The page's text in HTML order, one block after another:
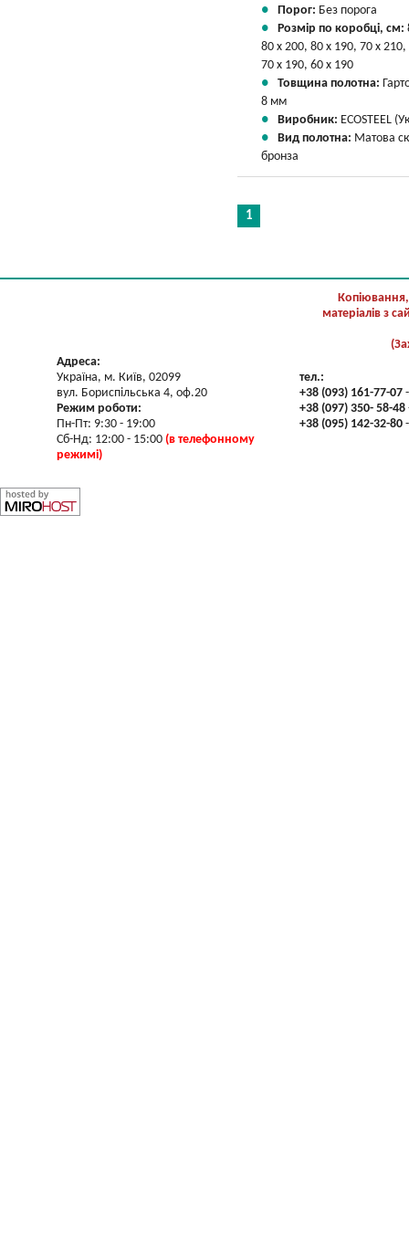
Порог: Без порога
Розмір по коробці, см:
80 х 200, 80 х 190, 70 х
70 х 190, 60 х 190
Товщина полотна:
8 мм
Виробник: ECOSTEEL
Вид полотна: Матова
бронза
1
матеріалів з
Адреса:
Україна, м. Київ, 02099
вул. Бориспільська 4, оф.20
Режим роботи:
Пн-Пт: 9:30 - 19:00
Сб-Нд: 12:00 - 15:00 (в телефонному
режимі)
тел.:
+38 (093) 161-77-07
+38 (097) 350- 58-48
+38 (095) 142-32-80